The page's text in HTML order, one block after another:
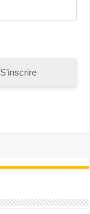
S’inscrire